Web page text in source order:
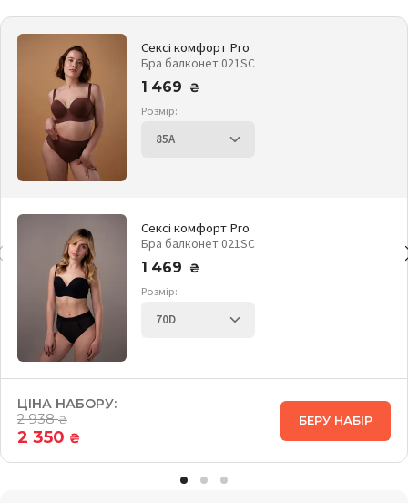
Сексі комфорт Pro
Бра балконет 021SC
1 469
₴
Розмір:
Сексі комфорт Pro
Бра балконет 021SC
1 469
₴
Розмір:
ЦІНА НАБОРУ:
2 938₴
2 350 ₴
БЕРУ НАБІР